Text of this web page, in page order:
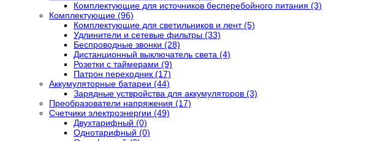
Комплектующие для источников бесперебойного питания (3)
Комплектующие (96)
Комплектующие для светильников и лент (5)
Удлинители и сетевые фильтры (33)
Беспроводные звонки (28)
Дистанционный выключатель света (4)
Розетки с таймерами (9)
Патрон переходник (17)
Аккумуляторные батареи (44)
Зарядные уствройства для аккумуляторов (3)
Преобразователи напряжения (17)
Счетчики электроэнергии (49)
Двухтарифный (0)
Однотарифный (0)